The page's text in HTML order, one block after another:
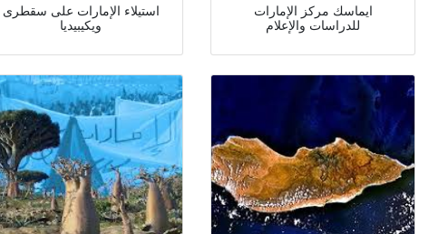
استيلاء الإمارات على سقطرى
ويكيبيديا
ايماسك مركز الإمارات
للدراسات والإعلام